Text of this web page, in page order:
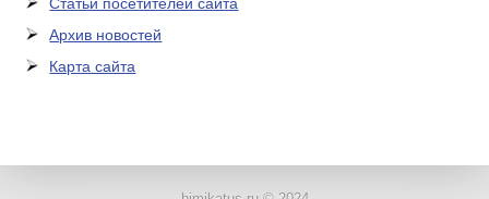
Архив новостей
Карта сайта